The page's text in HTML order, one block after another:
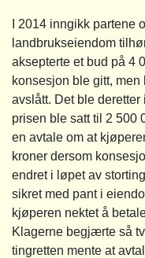
I 2014 inngikk partene
landbrukseiendom
aksepterte et bud på 4
konsesjon ble gitt,
avslått. Det ble
prisen ble satt til 2 500
en avtale om at
kroner dersom
endret i løpet av
sikret med pant i
kjøperen nektet å
Klagerne begjærte så
tingretten mente at